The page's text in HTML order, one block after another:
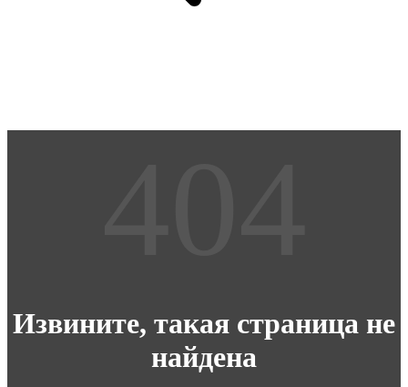
Извините, такая страница не
найдена